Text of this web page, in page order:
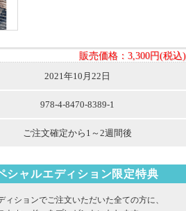
販売価格： 3,300円(税込)
2021年10月22日
978-4-8470-8389-1
ご注文確定から1～2週間後
ャルエディション限定特典
ションでご注文いただいた全ての方に、